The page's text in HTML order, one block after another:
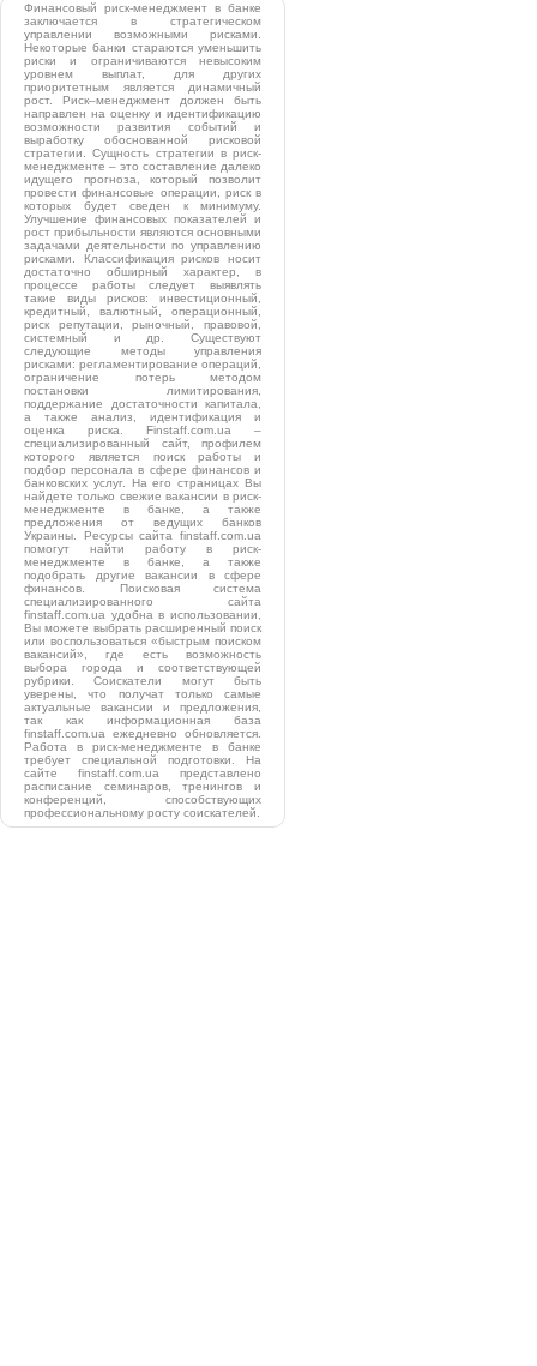
Финансовый риск-менеджмент в банке
заключается в стратегическом
управлении возможными рисками.
Некоторые банки стараются уменьшить
риски и ограничиваются невысоким
уровнем выплат, для других
приоритетным является динамичный
рост. Риск–менеджмент должен быть
направлен на оценку и идентификацию
возможности развития событий и
выработку обоснованной рисковой
стратегии. Сущность стратегии в риск-
менеджменте – это составление далеко
идущего прогноза, который позволит
провести финансовые операции, риск в
которых будет сведен к минимуму.
Улучшение финансовых показателей и
рост прибыльности являются основными
задачами деятельности по управлению
рисками. Классификация рисков носит
достаточно обширный характер, в
процессе работы следует выявлять
такие виды рисков: инвестиционный,
кредитный, валютный, операционный,
риск репутации, рыночный, правовой,
системный и др. Существуют
следующие методы управления
рисками: регламентирование операций,
ограничение потерь методом
постановки лимитирования,
поддержание достаточности капитала,
а также анализ, идентификация и
оценка риска. Finstaff.com.ua –
специализированный сайт, профилем
которого является поиск работы и
подбор персонала в сфере финансов и
банковских услуг. На его страницах Вы
найдете только свежие вакансии в риск-
менеджменте в банке, а также
предложения от ведущих банков
Украины. Ресурсы сайта finstaff.com.ua
помогут найти работу в риск-
менеджменте в банке, а также
подобрать другие вакансии в сфере
финансов. Поисковая система
специализированного сайта
finstaff.com.ua удобна в использовании,
Вы можете выбрать расширенный поиск
или воспользоваться «быстрым поиском
вакансий», где есть возможность
выбора города и соответствующей
рубрики. Соискатели могут быть
уверены, что получат только самые
актуальные вакансии и предложения,
так как информационная база
finstaff.com.ua ежедневно обновляется.
Работа в риск-менеджменте в банке
требует специальной подготовки. На
сайте finstaff.com.ua представлено
расписание семинаров, тренингов и
конференций, способствующих
профессиональному росту соискателей.